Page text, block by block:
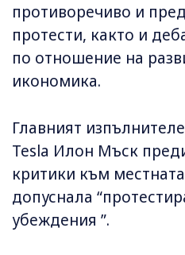
противоречиво и
протести, както и
по отношение на
икономика.
Главният
Tesla Илон Мъск
критики към
допуснала
убеждения ”.